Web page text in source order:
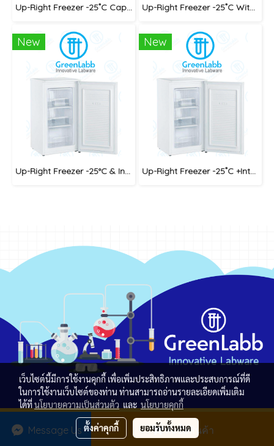
สั่งซื้อสินค้า
Message Us
Up-Right Freezer -25 ํC Capacity : 64L + Safe Guard Up-Right Freezer -25 ํC With Alarm Buzzer + Safe Guard
New
Up-Right Freezer -25°C & Intelligent + Safe Guard
New
Up-Right Freezer -25 ํC +Intell 1 Ex. Probe + Safe Guard
Copyright by greenlabb.com
เว็บไซต์นี้มีการใช้งานคุกกี้ เพื่อเพิ่มประสิทธิภาพและประสบการณ์ที่ดี
ในการใช้งานเว็บไซต์ของท่าน ท่านสามารถอ่านรายละเอียดเพิ่มเติม
ได้ที่นโยบายความเป็นส่วนตัว และ นโยบายคุกกี้
ตั้งค่าคุกกี้ ยอมรับทั้งหมด